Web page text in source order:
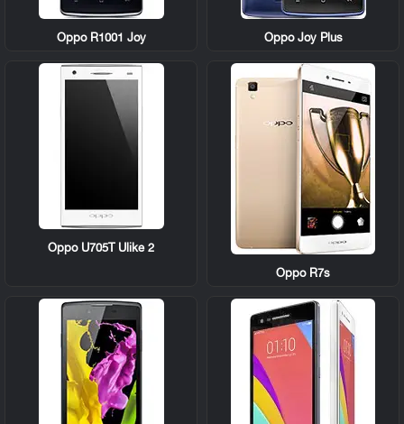
Oppo Joy Plus
Oppo R1001 Joy
Oppo R7s
Oppo U705T Ulike 2